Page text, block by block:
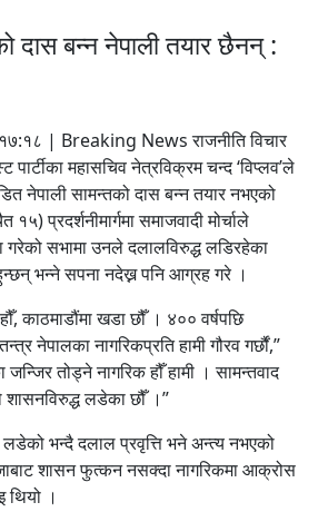
दास बन्न नेपाली तयार छैनन् :
| Breaking News राजनीति विचार
महासचिव नेत्रविक्रम चन्द ‘विप्लव’ले
नेपाली सामन्तको दास बन्न तयार नभएको
प्रदर्शनीमार्गमा समाजवादी मोर्चाले
गरेको सभामा उनले दलालविरुद्ध लडिरहेका
भन्ने सपना नदेख्न पनि आग्रह गरे ।
काठमाडौंमा खडा छौँ । ४०० वर्षपछि
नेपालका नागरिकप्रति हामी गौरव गर्छौं,”
तोड्ने नागरिक हौँ हामी । सामन्तवाद
लडेका छौँ ।”
भन्दै दलाल प्रवृत्ति भने अन्त्य नभएको
शासन फुत्कन नसक्दा नागरिकमा आक्रोस
थियो ।